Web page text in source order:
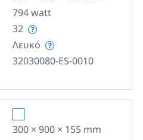
794watt
32
Λευκό
32030080-ES-0010
300 × 900 × 155 mm